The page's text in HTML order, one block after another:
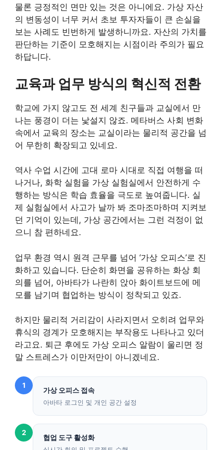
물론 긍정적인 면만 있는 것은 아니에요. 가상 자산
의 변동성이 너무 커서 초보 투자자들이 큰 손실을
보는 사례도 빈번하게 발생하니까요. 자산의 가치를
판단하는 기준이 모호해지는 시점이라 주의가 필요
하답니다.
교육과 업무 방식의 혁신적 전환
학교에 가지 않고도 전 세계 친구들과 교실에서 만
나는 풍경이 더는 낯설지 않죠. 메타버스 사회 변화
속에서 교육의 장소는 교실이라는 물리적 공간을 넘
어 무한히 확장되고 있네요.
역사 수업 시간에 고대 로마 시대로 직접 여행을 떠
나거나, 화학 실험을 가상 실험실에서 안전하게 수
행하는 방식은 학습 효율을 극도로 높여줍니다. 실
제 실험실에서 사고가 날까 봐 조마조마하며 지켜보
던 기억이 있는데, 가상 공간에서는 그런 걱정이 없
으니 참 편하네요.
업무 환경 역시 원격 근무를 넘어 ‘가상 오피스’로 진
화하고 있습니다. 단순히 화면을 공유하는 화상 회
의를 넘어, 아바타가 나란히 앉아 화이트보드에 메
모를 남기며 협업하는 방식이 정착되고 있죠.
하지만 물리적 거리감이 사라지면서 오히려 업무와
휴식의 경계가 모호해지는 부작용도 나타나고 있더
라고요. 퇴근 후에도 가상 오피스 알람이 울리면 정
말 스트레스가 이만저만이 아니겠네요.
1
가상 오피스 접속
아바타 로그인 및 개인 공간 설정
2
협업 도구 활성화